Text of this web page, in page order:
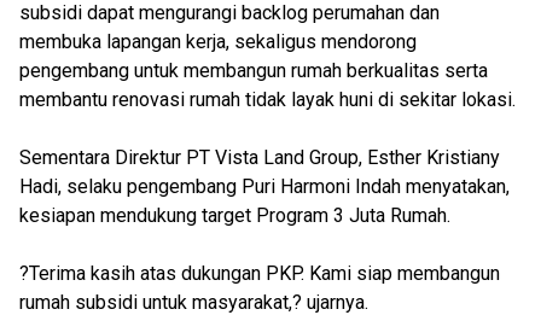
subsidi dapat mengurangi backlog perumahan dan
membuka lapangan kerja, sekaligus mendorong
pengembang untuk membangun rumah berkualitas serta
membantu renovasi rumah tidak layak huni di sekitar lokasi.
Sementara Direktur PT Vista Land Group, Esther Kristiany
Hadi, selaku pengembang Puri Harmoni Indah menyatakan,
kesiapan mendukung target Program 3 Juta Rumah.
?Terima kasih atas dukungan PKP. Kami siap membangun
rumah subsidi untuk masyarakat,? ujarnya.